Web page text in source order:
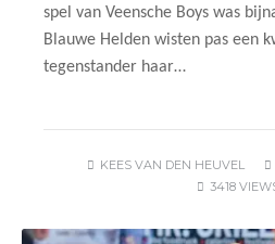
spel van Veensche Boys was
Blauwe Helden wisten pas een
tegenstander haar…
KEES VAN DEN HEUVEL
3418